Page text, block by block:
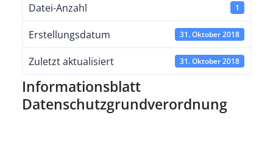
Datei-Anzahl 1
Erstellungsdatum 31. Oktober 2018
Zuletzt aktualisiert 31. Oktober 2018
Informationsblatt
Datenschutzgrundverordnung